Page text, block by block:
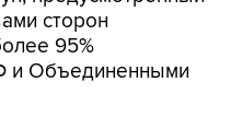
сторон
95%
и Объединенными